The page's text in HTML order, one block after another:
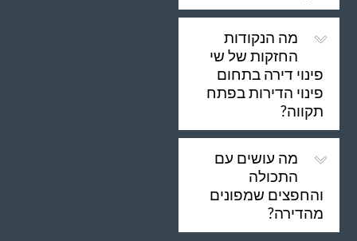
מה הנקודות
החזקות של שי
פינוי דירה בתחום
פינוי הדירות בפתח
תקווה?
מה עושים עם
התכולה
והחפצים שמפונים
מהדירה?